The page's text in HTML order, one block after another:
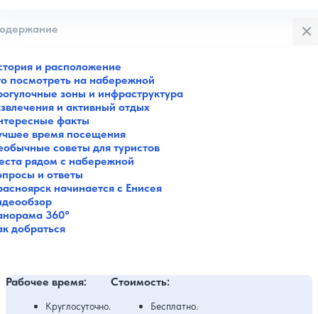
и расположение
посмотреть на набережной
зоны и инфраструктура
и активный отдых
факты
время посещения
советы для туристов
рядом с набережной
и ответы
начинается с Енисея
360°
добраться
Рабочее время:
Круглосуточно.
Стоимость:
Бесплатно.